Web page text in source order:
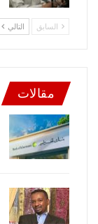
السابق التالي
مقالات